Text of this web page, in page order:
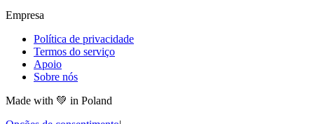
Empresa
Política de privacidade
Termos do serviço
Apoio
Sobre nós
Made with 💚 in Poland